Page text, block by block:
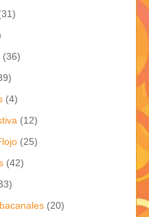
(36)
(4)
(12)
(25)
(42)
(20)